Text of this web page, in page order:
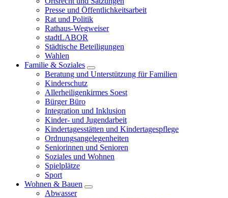
Presse und Öffentlichkeitsarbeit
Rat und Politik
Rathaus-Wegweiser
stadtLABOR
Städtische Beteiligungen
Wahlen
Familie & Soziales
Beratung und Unterstützung für Familien
Kinderschutz
Allerheiligenkirmes Soest
Bürger Büro
Integration und Inklusion
Kinder- und Jugendarbeit
Kindertagesstätten und Kindertagespflege
Ordnungsangelegenheiten
Seniorinnen und Senioren
Soziales und Wohnen
Spielplätze
Sport
Wohnen & Bauen
Abwasser